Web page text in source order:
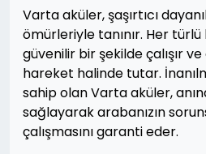
Varta aküler, şaşırtıcı
ömürleriyle tanınır. Her
güvenilir bir şekilde çalışır ve
hareket halinde tutar.
sahip olan Varta aküler,
sağlayarak arabanızın
çalışmasını garanti eder.